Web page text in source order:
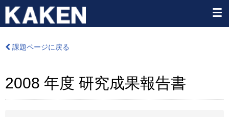
課題ページに戻る
2008 年度 研究成果報告書